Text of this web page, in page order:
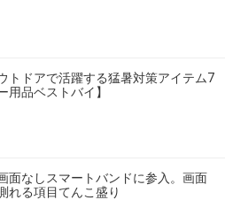
トドアで活躍する猛暑対策アイテム7
用品ベストバイ】
面なしスマートバンドに参入。画面
れる項目てんこ盛り